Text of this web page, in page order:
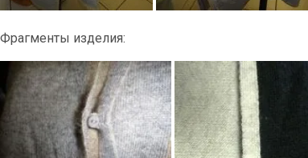
Фрагменты изделия: